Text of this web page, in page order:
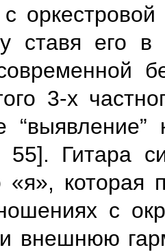
с
ставя его в
3-х
Гитара
«я»,
с
внешнюю